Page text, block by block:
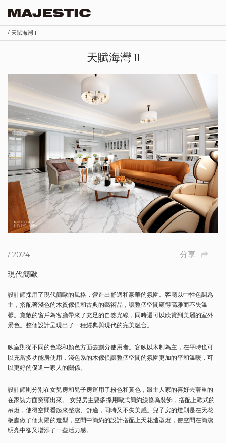
/ 天賦海灣 II
天賦海灣 II
/ 2024 分享
現代簡歐
設計師採用了現代簡歐的風格，營造出舒適和豪華的氛圍。客廳以中性色調為
主，搭配著淺色的木質傢俱和古典的藝術品，讓整個空間顯得高雅而不失溫
馨。寬敞的窗戶為客廳帶來了充足的自然光線，同時還可以欣賞到美麗的室外
景色。整個設計呈現出了一種經典與現代的完美融合。
臥室則從不同的色彩和顏色方面去劃分使用者。客臥以木制為主，在平時也可
以充當多功能房使用，淺色系的木傢俱讓整個空間的氛圍更加的平和溫暖，可
以更好的促進一家人的關係。
設計師則分別在女兒房和兒子房運用了粉色和黃色，跟主人家的喜好去著重的
在家裝方面突顯出來。 女兒房主要多採用歐式簡約線條為裝飾，搭配上歐式的
吊燈，使得空間看起來整潔、舒適，同時又不失美感。兒子房的燈則是在天花
板處做了個太陽的造型，空間中簡約的設計搭配上天花造型燈，使空間在簡潔
明亮中卻又增添了一些活力感。